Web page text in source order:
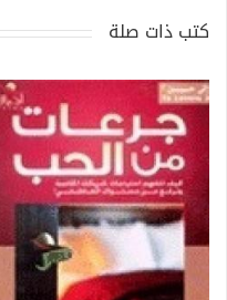
كتب ذات صلة